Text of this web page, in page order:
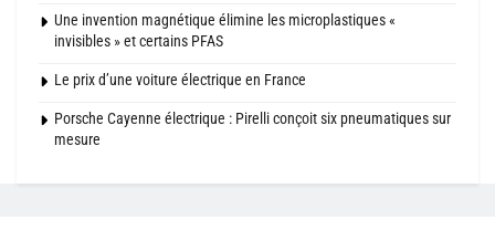
Une invention magnétique élimine les microplastiques «
invisibles » et certains PFAS
Le prix d’une voiture électrique en France
Porsche Cayenne électrique : Pirelli conçoit six pneumatiques sur
mesure